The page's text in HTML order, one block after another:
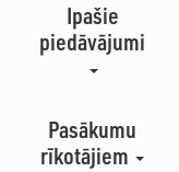
Ipašie
piedāvājumi
Pasākumu
rīkotājiem